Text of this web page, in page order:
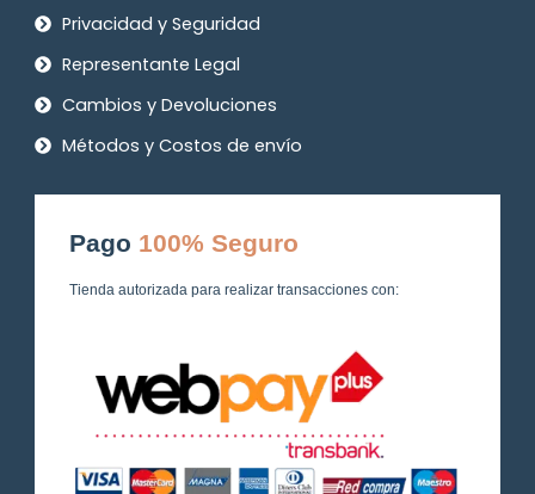
Privacidad y Seguridad
Representante Legal
Cambios y Devoluciones
Métodos y Costos de envío
Pago 100% Seguro
Tienda autorizada para realizar transacciones con: